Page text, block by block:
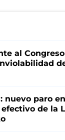
al
nuevo paro
de la